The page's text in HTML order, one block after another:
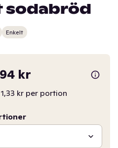
sodabröd
Enkelt
kr
1,33 kr per portion